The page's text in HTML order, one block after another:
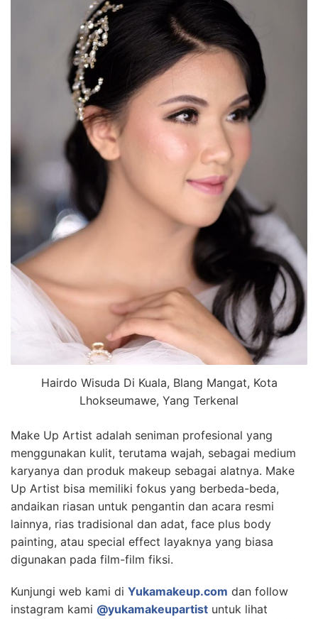
Hairdo Wisuda Di Kuala, Blang Mangat, Kota
Lhokseumawe, Yang Terkenal
Make Up Artist adalah seniman profesional yang
menggunakan kulit, terutama wajah, sebagai medium
karyanya dan produk makeup sebagai alatnya. Make
Up Artist bisa memiliki fokus yang berbeda-beda,
andaikan riasan untuk pengantin dan acara resmi
lainnya, rias tradisional dan adat, face plus body
painting, atau special effect layaknya yang biasa
digunakan pada film-film fiksi.
Kunjungi web kami di Yukamakeup.com dan follow
instagram kami @yukamakeupartist untuk lihat